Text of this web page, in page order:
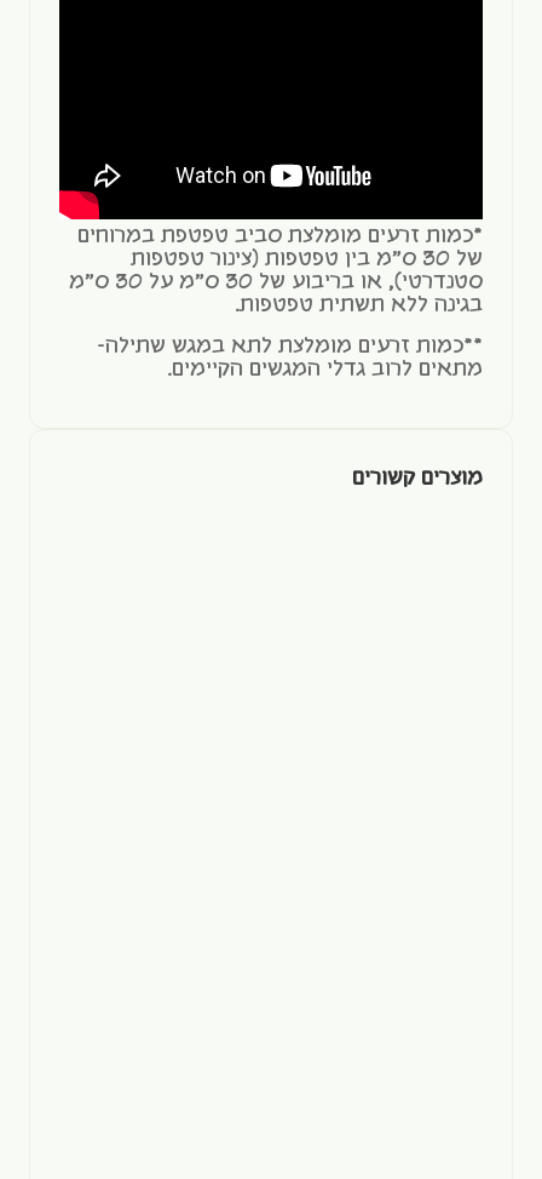
*כמות זרעים מומלצת סביב טפטפת במרוחים
של 30 ס"מ בין טפטפות (צינור טפטפות
סטנדרטי), או בריבוע של 30 ס"מ על 30 ס"מ
בגינה ללא תשתית טפטפות.
**כמות זרעים מומלצת לתא במגש שתילה-
מתאים לרוב גדלי המגשים הקיימים.
מוצרים קשורים